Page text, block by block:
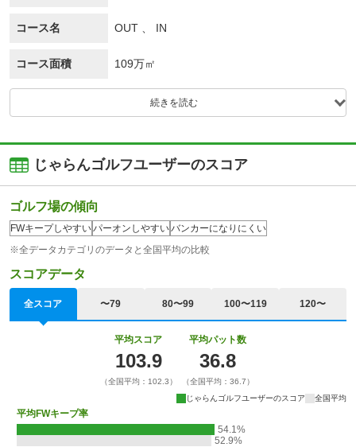
コース名 OUT 、 IN
コース面積 109万㎡
続きを読む
じゃらんゴルフユーザーのスコア
ゴルフ場の傾向
FWキープしやすいパーオンしやすいバンカーになりにくい
※全データカテゴリのデータと全国平均の比較
スコアデータ
全スコア 〜79 80〜99 100〜119 120〜
平均スコア
103.9
（全国平均：102.3）
平均パット数
36.8
（全国平均：36.7）
じゃらんゴルフユーザーのスコア
全国平均
平均FWキープ率
54.1%
52.9%